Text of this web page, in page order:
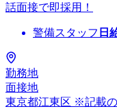
話面接で即採用！
警備スタッフ 日
勤務地
面接地
東京都江東区 ※記載